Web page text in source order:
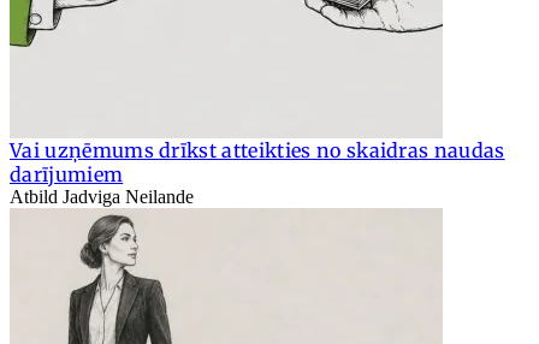
Vai uzņēmums drīkst atteikties no skaidras naudas
darījumiem
Atbild Jadviga Neilande